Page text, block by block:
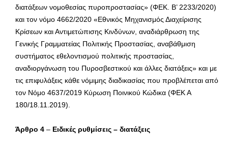
διατάξεων νομοθεσίας πυροπροστασίας» (ΦΕΚ. Β’ 2233/2020)
και τον νόμο 4662/2020 «Εθνικός Μηχανισμός Διαχείρισης
Κρίσεων και Αντιμετώπισης Κινδύνων, αναδιάρθρωση της
Γενικής Γραμματείας Πολιτικής Προστασίας, αναβάθμιση
συστήματος εθελοντισμού πολιτικής προστασίας,
αναδιοργάνωση του Πυροσβεστικού και άλλες διατάξεις» και με
τις επιφυλάξεις κάθε νόμιμης διαδικασίας που προβλέπεται από
τον Νόμο 4637/2019 Κύρωση Ποινικού Κώδικα (ΦΕΚ Α
180/18.11.2019).
Άρθρο 4 – Ειδικές ρυθμίσεις – διατάξεις